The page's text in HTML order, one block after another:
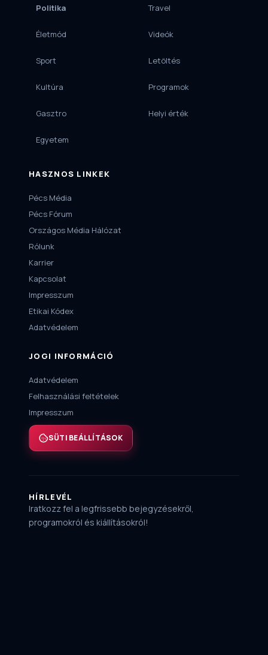
Politika
Életmód
Sport
Kultúra
Gasztro
Egyetem
Travel
Videók
Letöltés
Programok
Helyi érték
HASZNOS LINKEK
Pécs Média
Pécs Fórum
Országos Média Hálózat
Rólunk
Karrier
Kapcsolat
Impresszum
Etikai Kódex
Adatvédelem
JOGI INFORMÁCIÓ
Adatvédelem
Felhasználási feltételek
Impresszum
SÜTI BEÁLLÍTÁSOK
HÍRLEVÉL
Iratkozz fel a legfrissebb bejegyzésekről,
programokról és kiállításokról!